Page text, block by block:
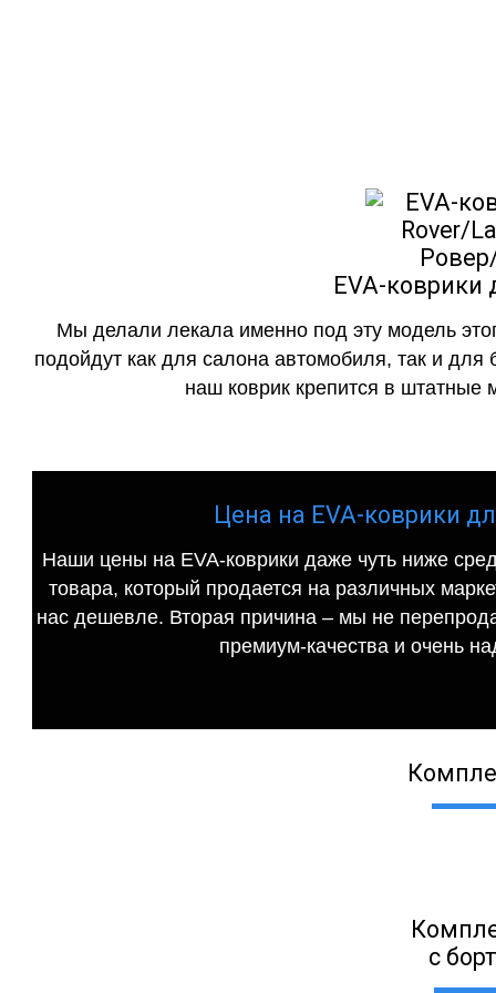
EVA-коврики
Мы делали лекала именно под эту модель
подойдут как для салона автомобиля, так и для
наш коврик крепится в штатные
Цена на EVA-коврики
Наши цены на EVA-коврики даже чуть ниже
товара, который продается на различных
нас дешевле. Вторая причина – мы не
премиум-качества и очень
с